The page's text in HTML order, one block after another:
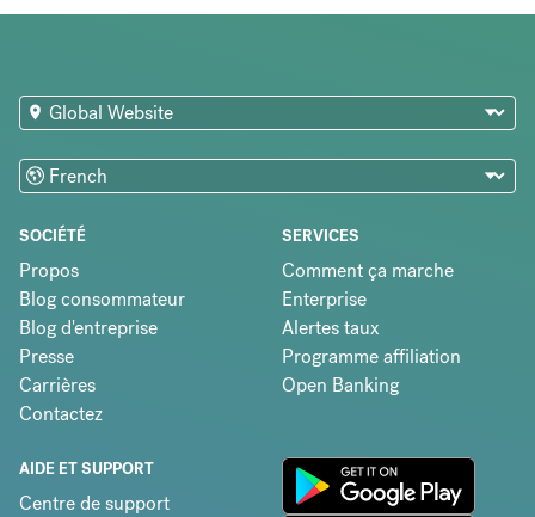
SOCIÉTÉ
Propos
Blog consommateur
Blog d'entreprise
Presse
Carrières
Contactez
SERVICES
Comment ça marche
Enterprise
Alertes taux
Programme affiliation
Open Banking
AIDE ET SUPPORT
Centre de support